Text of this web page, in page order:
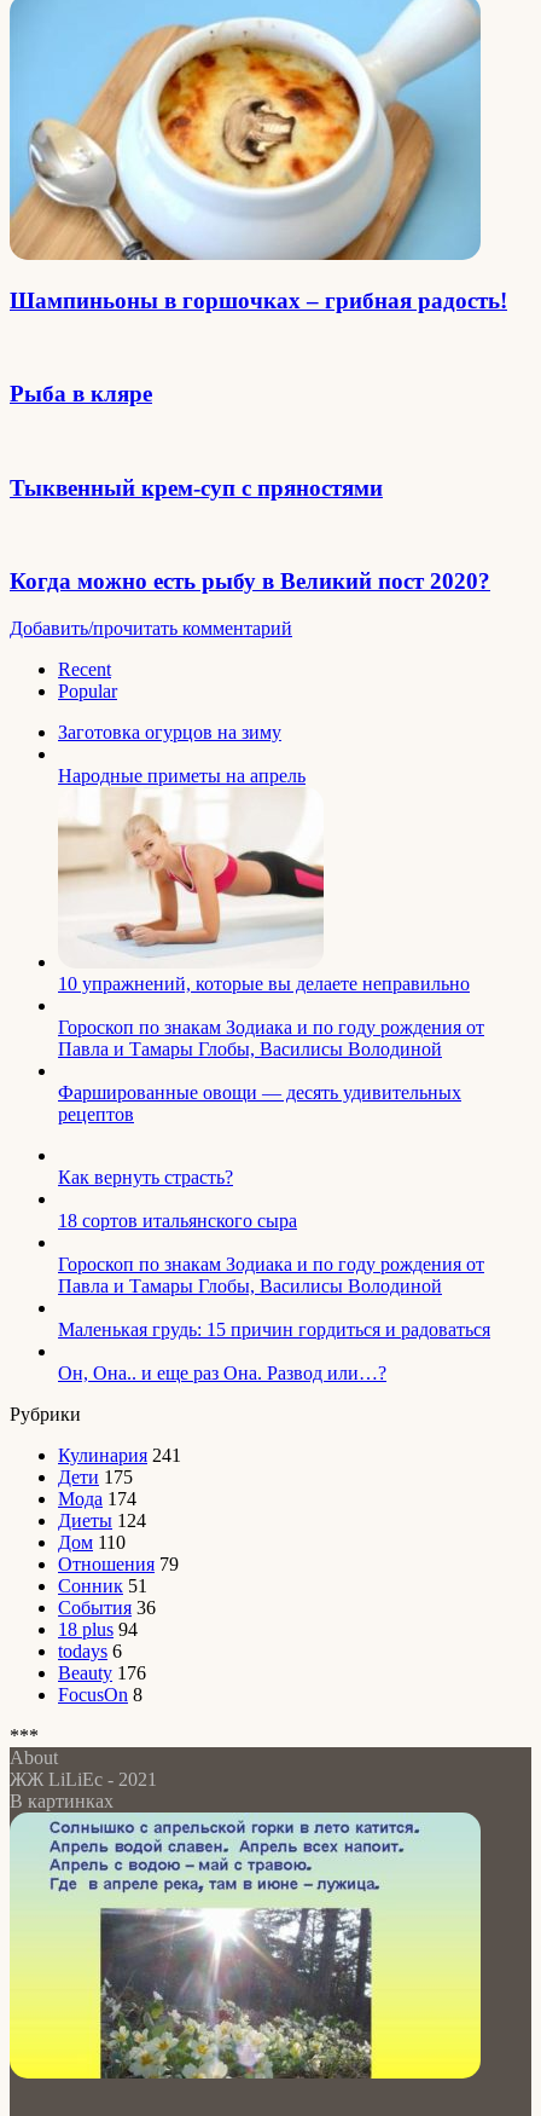
Шампиньоны в горшочках – грибная радость!
Рыба в кляре
Тыквенный крем-суп с пряностями
Когда можно есть рыбу в Великий пост 2020?
Добавить/прочитать комментарий
Recent
Popular
Заготовка огурцов на зиму
Народные приметы на апрель
10 упражнений, которые вы делаете неправильно
Гороскоп по знакам Зодиака и по году рождения от
Павла и Тамары Глобы, Василисы Володиной
Фаршированные овощи — десять удивительных
рецептов
Как вернуть страсть?
18 сортов итальянского сыра
Гороскоп по знакам Зодиака и по году рождения от
Павла и Тамары Глобы, Василисы Володиной
Маленькая грудь: 15 причин гордиться и радоваться
Он, Она.. и еще раз Она. Развод или…?
Рубрики
Кулинария 241
Дети 175
Мода 174
Диеты 124
Дом 110
Отношения 79
Сонник 51
События 36
18 plus 94
todays 6
Beauty 176
FocusOn 8
***
About
ЖЖ LiLiEc - 2021
В картинках